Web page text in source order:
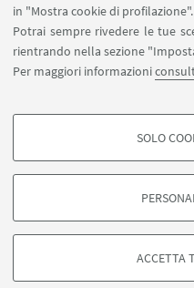
in "Mostra cookie di profilazione".
Potrai sempre rivedere le tue
rientrando nella sezione
Per maggiori informazioni
COOKIE DI PROFILAZIONE
degli utenti, creare profili in base
di marketing.
Google/Youtube Video
SOLO
ACCETTA
©Copyright 2026 - ALMA
Bologna - Via Zamboni, 33 -
Privacy
Note legali